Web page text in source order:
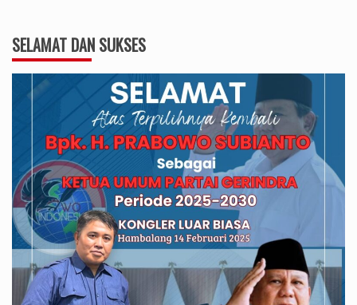
SELAMAT DAN SUKSES